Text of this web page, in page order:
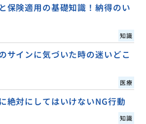
保険適用の基礎知識！納得のい
知識
サインに気づいた時の迷いどこ
医療
絶対にしてはいけないNG行動
知識